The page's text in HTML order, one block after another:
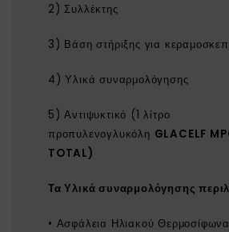
2) Συλλέκτης
3) Βάση στήριξης για
4) Υλικά συναρμολόγησης
5) Αντιψυκτικό (1 λίτρο
προπυλενογλυκόλη GLACELF
TOTAL)
ΤαΥλικά συναρμολόγησης
• Ασφάλεια Ηλιακού